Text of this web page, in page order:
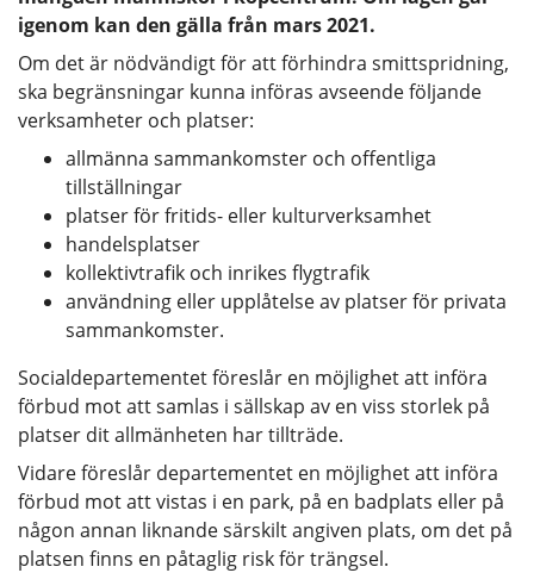
igenom kan den gälla från mars 2021.
Om det är nödvändigt för att förhindra smittspridning,
ska begränsningar kunna införas avseende följande
verksamheter och platser:
allmänna sammankomster och offentliga
tillställningar
platser för fritids- eller kulturverksamhet
handelsplatser
kollektivtrafik och inrikes flygtrafik
användning eller upplåtelse av platser för privata
sammankomster.
Socialdepartementet föreslår en möjlighet att införa
förbud mot att samlas i sällskap av en viss storlek på
platser dit allmänheten har tillträde.
Vidare föreslår departementet en möjlighet att införa
förbud mot att vistas i en park, på en badplats eller på
någon annan liknande särskilt angiven plats, om det på
platsen finns en påtaglig risk för trängsel.